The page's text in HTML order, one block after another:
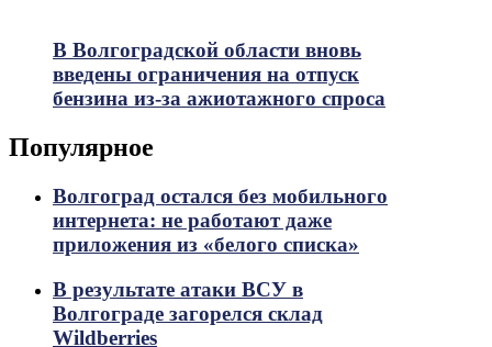
В Волгоградской области вновь
введены ограничения на отпуск
бензина из-за ажиотажного спроса
Популярное
Волгоград остался без мобильного
интернета: не работают даже
приложения из «белого списка»
В результате атаки ВСУ в
Волгограде загорелся склад
Wildberries